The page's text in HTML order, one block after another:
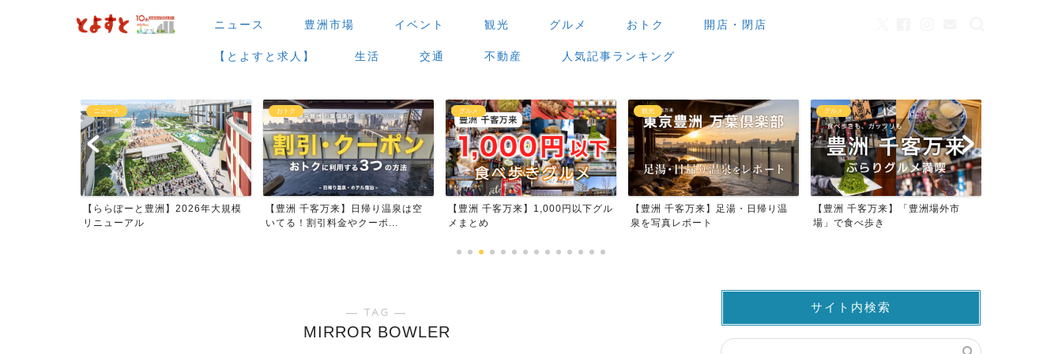
ニュース 豊洲市場 イベント 観光 グルメ おトク 開店・閉店
【とよすと求人】 生活 交通 不動産 人気記事ランキング
おトク
【豊洲 千客万来】日帰り温泉は空
いてる！割引料金やクーポ...
グルメ
【豊洲 千客万来】1,000円以下グル
メまとめ
観光
【豊洲 千客万来】足湯・日帰り温
泉を写真レポート
グルメ
【豊洲 千客万来】「豊洲場外市
場」で食べ歩き
カフェ
ワンちゃんOK！豊洲のカフェ・レ
ストラン23店
― TAG ―
MIRROR BOWLER
サイト内検索